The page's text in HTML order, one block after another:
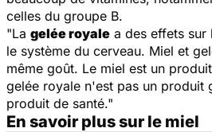
celles du groupe B.
"La gelée royale a des effets sur
le système du cerveau. Miel et
même goût. Le miel est un
gelée royale n'est pas un produit
produit de santé."
En savoir plus sur le miel